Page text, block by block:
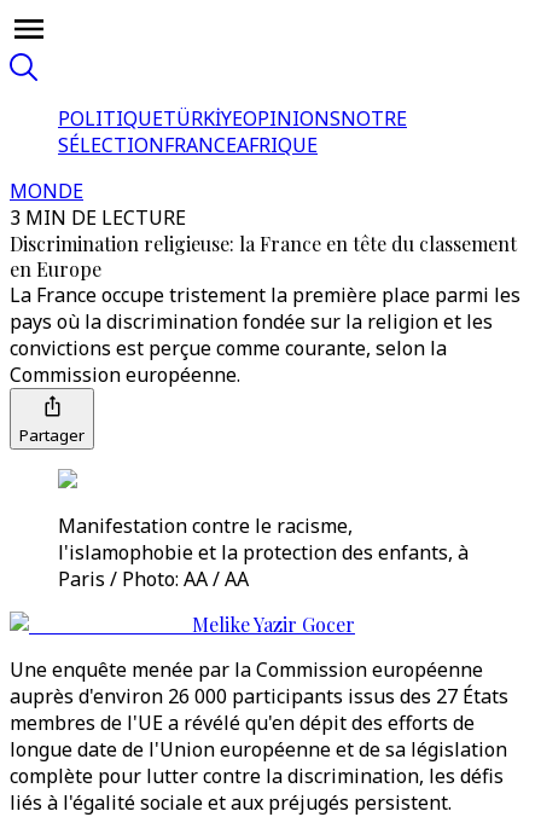
POLITIQUETÜRKİYEOPINIONSNOTRE
SÉLECTIONFRANCEAFRIQUE
MONDE
3 MIN DE LECTURE
Discrimination religieuse: la France en tête du classement
en Europe
La France occupe tristement la première place parmi les
pays où la discrimination fondée sur la religion et les
convictions est perçue comme courante, selon la
Commission européenne.
Partager
Manifestation contre le racisme,
l'islamophobie et la protection des enfants, à
Paris / Photo: AA / AA
Melike Yazir Gocer
Une enquête menée par la Commission européenne
auprès d'environ 26 000 participants issus des 27 États
membres de l'UE a révélé qu'en dépit des efforts de
longue date de l'Union européenne et de sa législation
complète pour lutter contre la discrimination, les défis
liés à l'égalité sociale et aux préjugés persistent.